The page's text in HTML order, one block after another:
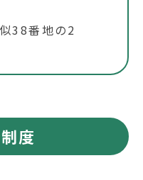
38番地の2
度